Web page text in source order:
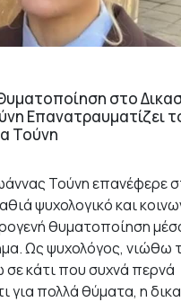
στο
Επανατραυματίζει
Τούνη
Τούνη επανέφερε
ψυχολογικό και
θυματοποίηση
Ως ψυχολόγος, νιώθω
κάτι που συχνά περνά
για πολλά θύματα, η